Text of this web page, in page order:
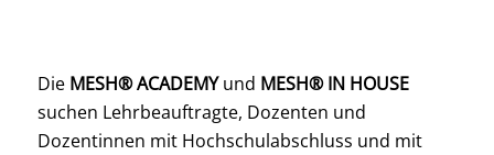
Die MESH® ACADEMYund MESH® IN HOUSE
suchen Lehrbeauftragte, Dozenten und
Dozentinnen mit Hochschulabschluss und mit